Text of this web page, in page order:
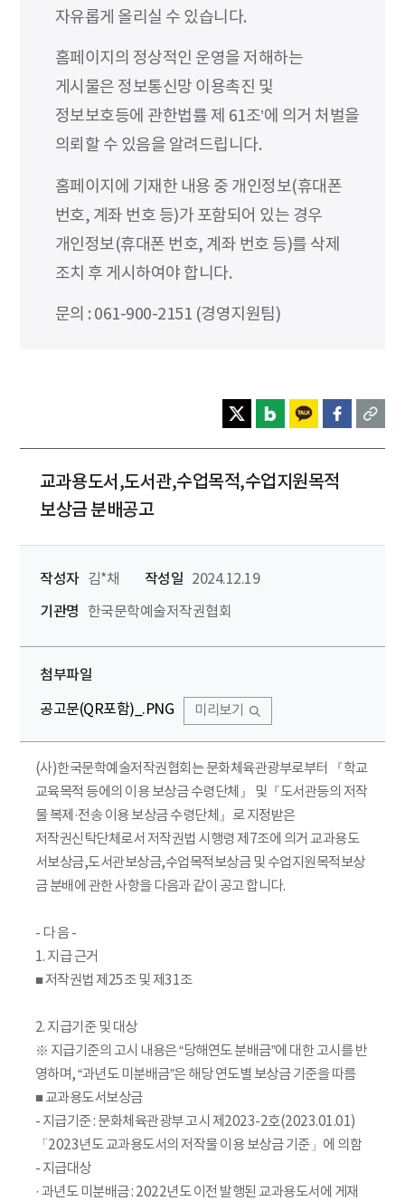
자유롭게 올리실 수 있습니다.
홈페이지의 정상적인 운영을 저해하는
게시물은 정보통신망 이용촉진 및
정보보호등에 관한법률 제 61조’에 의거 처벌을
의뢰할 수 있음을 알려드립니다.
홈페이지에 기재한 내용 중 개인정보(휴대폰
번호, 계좌 번호 등)가 포함되어 있는 경우
개인정보(휴대폰 번호, 계좌 번호 등)를 삭제
조치 후 게시하여야 합니다.
문의 : 061-900-2151 (경영지원팀)
교과용도서,도서관,수업목적,수업지원목적
보상금 분배공고
작성자 김*채 작성일
2024.12.19
기관명
한국문학예술저작권협회
첨부파일
공고문(QR포함)_.PNG 미리보기
(사)한국문학예술저작권협회는 문화체육관광부로부터 『학교
교육목적 등에의 이용 보상금 수령단체』 및『도서관등의 저작
물 복제·전송 이용 보상금 수령단체』로 지정받은
저작권신탁단체로서 저작권법 시행령 제7조에 의거 교과용도
서보상금,도서관보상금,수업목적보상금 및 수업지원목적보상
금 분배에 관한 사항을 다음과 같이 공고 합니다.
- 다 음 -
1. 지급 근거
■ 저작권법 제25조 및 제31조
2. 지급기준 및 대상
※ 지급기준의 고시 내용은 “당해연도 분배금”에 대한 고시를 반
영하며, “과년도 미분배금”은 해당 연도별 보상금 기준을 따름
■ 교과용도서보상금
- 지급기준 : 문화체육관광부 고시 제2023-2호(2023.01.01)
「2023년도 교과용도서의 저작물 이용 보상금 기준」에 의함
- 지급대상
· 과년도 미분배금 : 2022년도 이전 발행된 교과용도서에 게재